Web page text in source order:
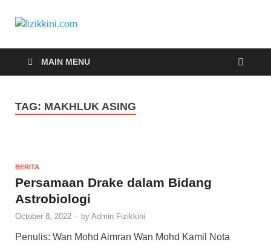
fizikkini.com
MAIN MENU
TAG: MAKHLUK ASING
BERITA
Persamaan Drake dalam Bidang
Astrobiologi
October 8, 2022 - by Admin Fizikkini
Penulis: Wan Mohd Aimran Wan Mohd Kamil Nota